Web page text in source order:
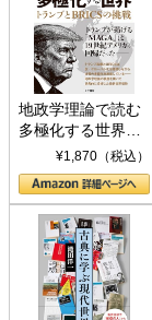
地政学理論で読む
多極化する世界：
トランプとBRICS
の挑戦
¥1,870（税込）